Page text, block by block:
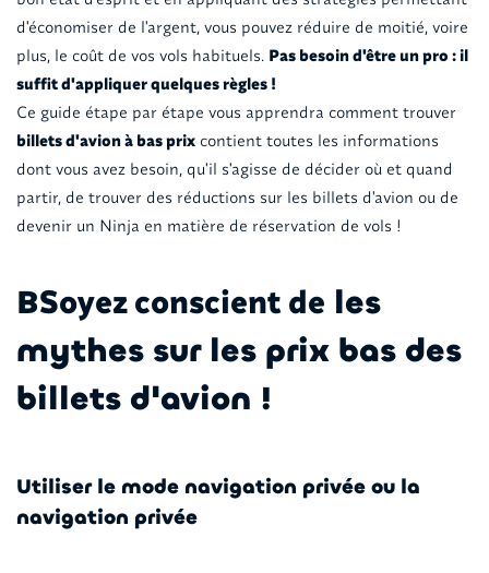
d'économiser de l'argent, vous pouvez réduire de moitié, voire
plus, le coût de vos vols habituels. Pas besoin d'être un pro : il
suffit d'appliquer quelques règles !
Ce guide étape par étape vous apprendra comment trouver
billets d'avion à bas prixcontient toutes les informations
dont vous avez besoin, qu'il s'agisse de décider où et quand
partir, de trouver des réductions sur les billets d'avion ou de
devenir un Ninja en matière de réservation de vols !
BSoyez conscient de les
mythes sur les prix bas des
billets d'avion !
Utiliser le mode navigation privée ou la
navigation privée